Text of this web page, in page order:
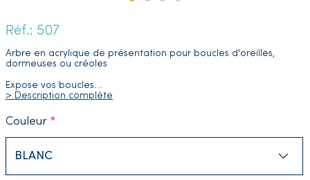
Réf.: 507
Arbre en acrylique de présentation pour boucles d'oreilles,
dormeuses ou créoles
Expose vos boucles…
> Description complète
Couleur